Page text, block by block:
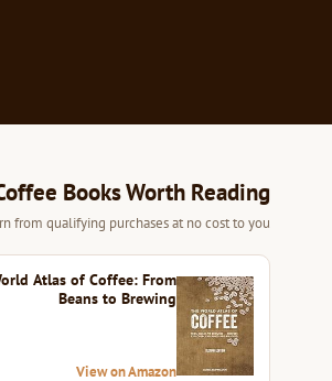
Books Worth Reading
from qualifying purchases at no cost to you.
Atlas of Coffee: From
Beans to Brewing
View on Amazon